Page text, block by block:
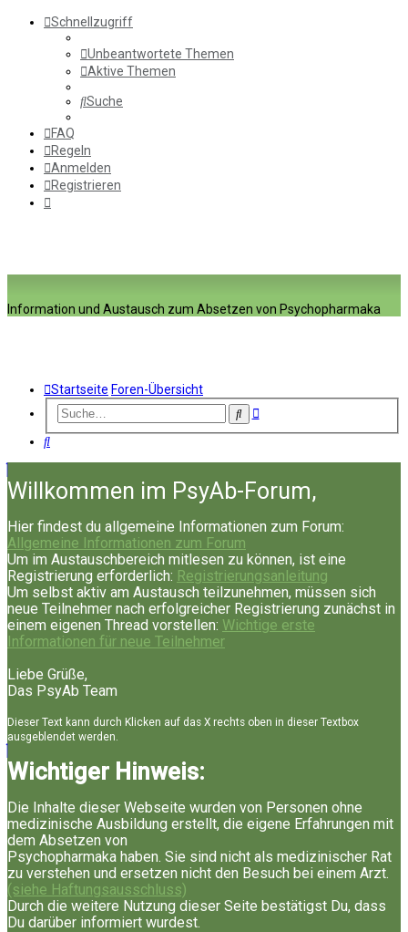
Schnellzugriff
Unbeantwortete Themen
Aktive Themen
Suche
FAQ
Regeln
Anmelden
Registrieren
Information und Austausch zum Absetzen von Psychopharmaka
Startseite Foren-Übersicht
SucheErweiterte
Suche
Willkommen im PsyAb-Forum,
Hier findest du allgemeine Informationen zum Forum:
Allgemeine Informationen zum Forum
Um im Austauschbereich mitlesen zu können, ist eine
Registrierung erforderlich: Registrierungsanleitung
Um selbst aktiv am Austausch teilzunehmen, müssen sich
neue Teilnehmer nach erfolgreicher Registrierung zunächst in
einem eigenen Thread vorstellen: Wichtige erste
Informationen für neue Teilnehmer
Liebe Grüße,
Das PsyAb Team
Dieser Text kann durch Klicken auf das X rechts oben in dieser Textbox
ausgeblendet werden.
Wichtiger Hinweis:
Die Inhalte dieser Webseite wurden von Personen ohne
medizinische Ausbildung erstellt, die eigene Erfahrungen mit
dem Absetzen von
Psychopharmaka haben. Sie sind nicht als medizinischer Rat
zu verstehen und ersetzen nicht den Besuch bei einem Arzt.
(siehe Haftungsausschluss)
Durch die weitere Nutzung dieser Seite bestätigst Du, dass
Du darüber informiert wurdest.